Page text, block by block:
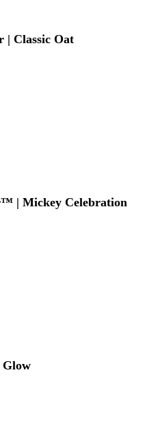
| Classic Oat
| Mickey Celebration
Glow